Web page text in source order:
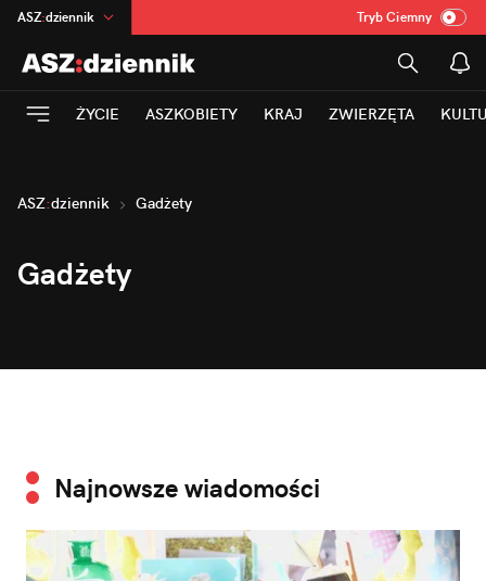
ASZ:dziennik
na:Temat
INN:Poland
mama
Rozrywka
Tryb Ciemny
ŻYCIE ASZKOBIETY KRAJ ZWIERZĘTA
ASZ:dziennik Gadżety
Gadżety
Najnowsze wiadomości